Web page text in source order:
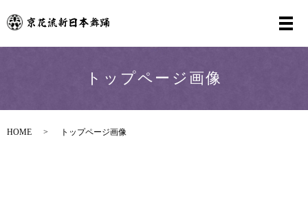
メ
トップページ画像
HOME トップページ画像